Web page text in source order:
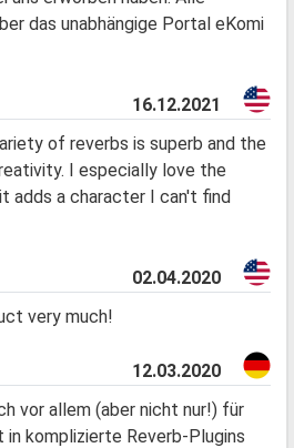
das unabhängige Portal eKomi
16.12.2021
of reverbs is superb and the
I especially love the
adds a character I can't find
02.04.2020
very much!
12.03.2020
vor allem (aber nicht nur!) für
in komplizierte Reverb-Plugins